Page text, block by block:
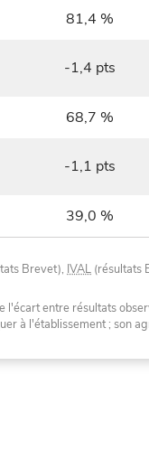
81,4 %
-1,4 pts
68,7 %
-1,1 pts
39,0 %
Brevet), IVAL (résultats
entre résultats
à l'établissement ; son